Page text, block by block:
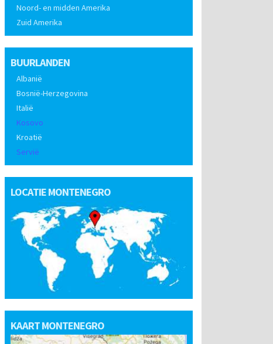
Noord- en midden Amerika
Zuid Amerika
BUURLANDEN
Albanië
Bosnië-Herzegovina
Italië
Kosovo
Kroatië
Servië
LOCATIE MONTENEGRO
KAART MONTENEGRO